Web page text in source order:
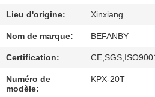
QUALITÉ
CONTACTEZ-
NOUS
Lieu d'origine: Xinxiang
Nom de marque: BEFANBY
Certification:
Numéro de
modèle:
KPX-20T